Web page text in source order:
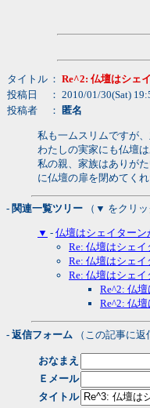
タイトル ： Re^2: 仏壇はシェ
投稿日
： 2010/01/30(Sat)
投稿者
： 匿名
私も一ムスリムですが
わたしの実家にも仏壇
私の親、家族はありが
に仏壇の扉を閉めてく
- 関連一覧ツリー （▼ をクリッ
▼ - 仏壇はシェイターン
Re: 仏壇はシェ
Re: 仏壇はシェ
Re: 仏壇はシェ
Re^2: 仏
Re^2: 仏
- 返信フォーム （この記事に
おなまえ
Ｅメール
タイトル